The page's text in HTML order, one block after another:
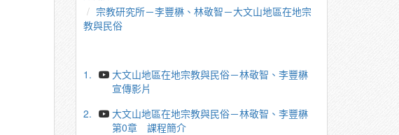
宗教研究所－李豐楙、林敬智－大文山地區在地宗
教與民俗
1.
大文山地區在地宗教與民俗－林敬智、李豐楙
宣傳影片
2.
大文山地區在地宗教與民俗－林敬智、李豐楙
第0章 課程簡介